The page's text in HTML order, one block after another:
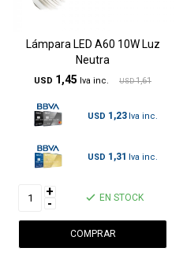
Lámpara LED A60 10W Luz
Neutra
USD 1,45 USD 1,61
USD 1,23
USD 1,31
+
- EN STOCK